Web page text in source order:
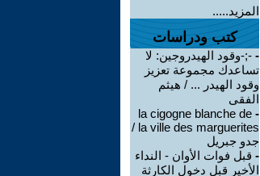
المزيد.....
كتب ودراسات
- ‫-;-وقود الهيدروجين: لا
تساعدك مجموعة تعزيز
وقود الهيدر ... / هيثم
الفقى
-
la cigogne blanche de
la ville des marguerites /
جدو جبريل
- قبل فوات الأوان - النداء
الأخير قبل دخول الكارثة